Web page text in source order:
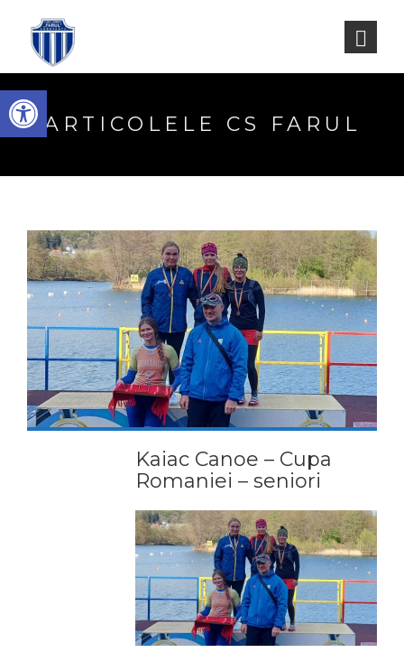
Deschide bara de unelte
ARTICOLELE CS FARUL
Kaiac Canoe – Cupa
Romaniei – seniori